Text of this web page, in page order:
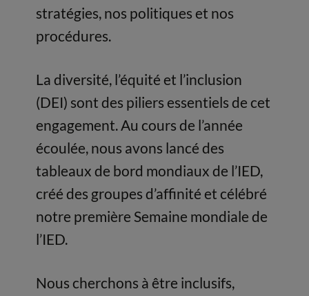
stratégies, nos politiques et nos
procédures.
La diversité, l’équité et l’inclusion
(DEI) sont des piliers essentiels de cet
engagement. Au cours de l’année
écoulée, nous avons lancé des
tableaux de bord mondiaux de l’IED,
créé des groupes d’affinité et célébré
notre première Semaine mondiale de
l’IED.
Nous cherchons à être inclusifs,